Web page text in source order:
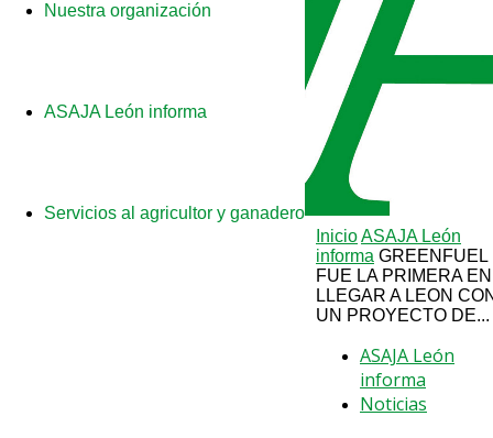
Nuestra organización
ASAJA León informa
Servicios al agricultor y ganadero
InicioASAJA León
informa GREENFUEL
FUE LA PRIMERA EN
LLEGAR A LEON
UN PROYECTO DE...
ASAJA León
informa
Noticias